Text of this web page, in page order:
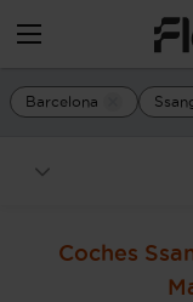
Barcelona
Coches